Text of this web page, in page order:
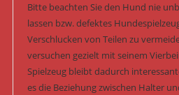
Bitte beachten Sie den Hund nie
lassen bzw. defektes
Verschlucken von Teilen zu
versuchen gezielt mit seinem
Spielzeug bleibt dadurch
es die Beziehung zwischen Halter